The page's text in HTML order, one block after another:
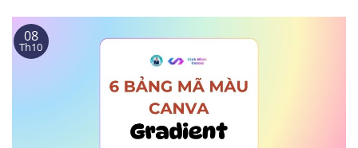
08
Th10